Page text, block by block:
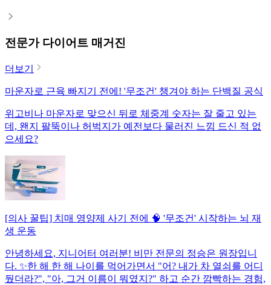
전문가 다이어트 매거진
더보기
마운자로 근육 빠지기 전에! '무조건' 챙겨야 하는 단백질 공식
위고비나 마운자로 맞으신 뒤로 체중계 숫자는 잘 줄고 있는
데, 왠지 팔뚝이나 허벅지가 예전보다 물러진 느낌 드신 적 없
으세요?
[의사 꿀팁] 치매 영양제 사기 전에 🧠 '무조건' 시작하는 뇌 재
생 운동
안녕하세요, 지니어터 여러분! 비만 전문의 정승은 원장입니
다. ✨한 해 한 해 나이를 먹어가면서 "어? 내가 차 열쇠를 어디
뒀더라?", "아, 그거 이름이 뭐였지?" 하고 순간 깜빡하는 경험,